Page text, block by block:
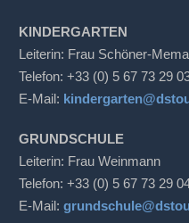
KINDERGARTEN
Leiterin: Frau Schöner-
Telefon: +33 (0) 5 67 73 29
E-Mail:
GRUNDSCHULE
Leiterin: Frau Weinmann
Telefon: +33 (0) 5 67 73 29
E-Mail: